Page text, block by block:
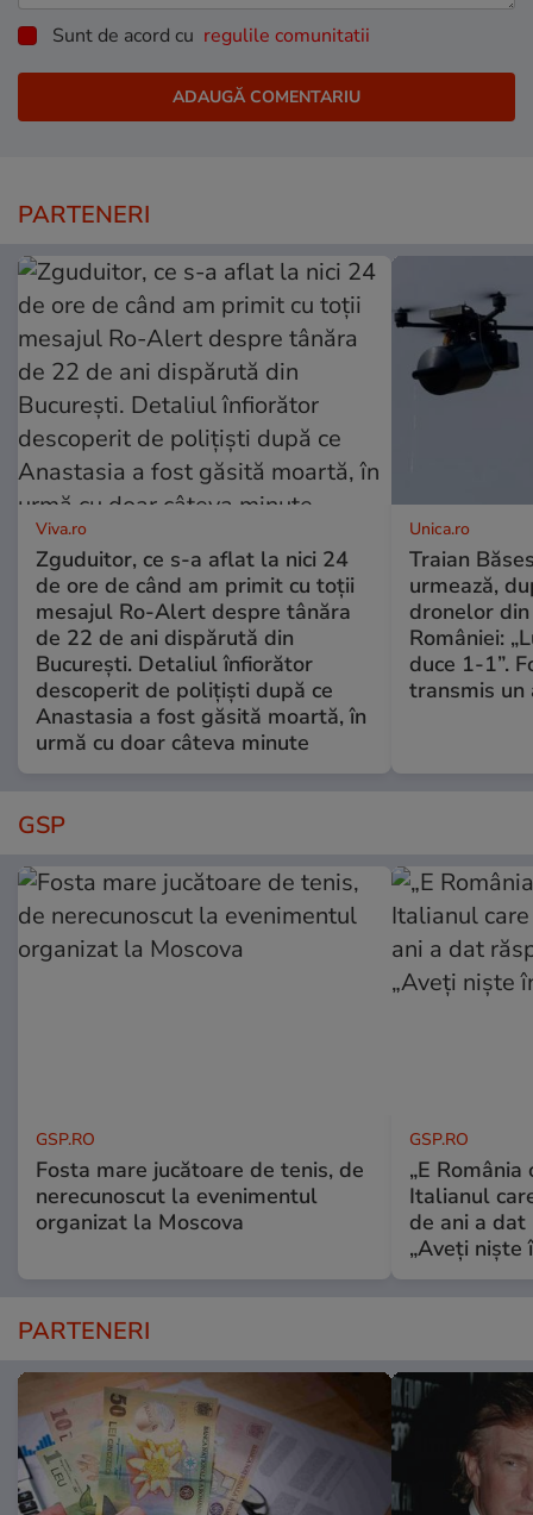
Sunt de acord cu regulile comunitatii
PARTENERI
Viva.ro
Zguduitor, ce s-a aflat la nici 24
de ore de când am primit cu toții
mesajul Ro-Alert despre tânăra
de 22 de ani dispărută din
București. Detaliul înfiorător
descoperit de polițiști după ce
Anastasia a fost găsită moartă, în
urmă cu doar câteva minute
Unica.ro
Traian
urmează,
dronelor
României:
duce 1-1”.
transmis un
GSP
GSP.RO
Fosta mare jucătoare de tenis, de
nerecunoscut la evenimentul
organizat la Moscova
GSP.RO
„E
Italianul
de ani a
„Aveți niște
PARTENERI